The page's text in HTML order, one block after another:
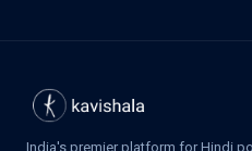
India's premier platform for Hindi